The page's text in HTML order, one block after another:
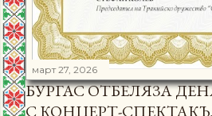
март 27, 2026
БУРГАС ОТБЕЛЯЗА
С КОНЦЕРТ-